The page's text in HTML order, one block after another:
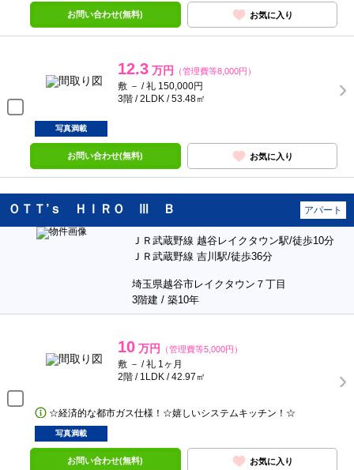
お問い合わせ(無料) お気に入り
12.3 万円 （管理費等8,000円）
敷 － / 礼 150,000円
3階 / 2LDK / 53.48㎡
写真満載
お問い合わせ(無料) お気に入り
ＯＴＴ’ｓ ＨＩＲＯ Ⅲ Ｂ アパート
ＪＲ武蔵野線 越谷レイクタウン駅/徒歩10分
ＪＲ武蔵野線 吉川駅/徒歩36分
埼玉県越谷市レイクタウン７丁目
3階建 / 築10年
10 万円 （管理費等5,000円）
敷 － / 礼 1ヶ月
2階 / 1LDK / 42.97㎡
☆経済的な都市ガス仕様！☆嬉しいシステムキッチン！☆
写真満載
お問い合わせ(無料) お気に入り